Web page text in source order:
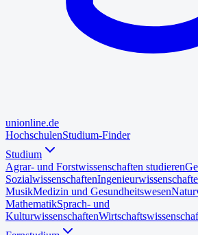
unionline.de
HochschulenStudium-Finder
Studium
Agrar- und Forstwissenschaften studieren
Sozialwissenschaften
MusikMedizin und Gesundheitswesen
MathematikSprach- und
Kulturwissenschaften